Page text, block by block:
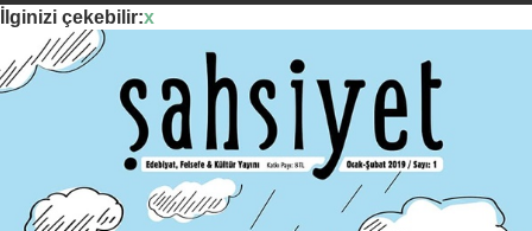
İlginizi çekebilir:x